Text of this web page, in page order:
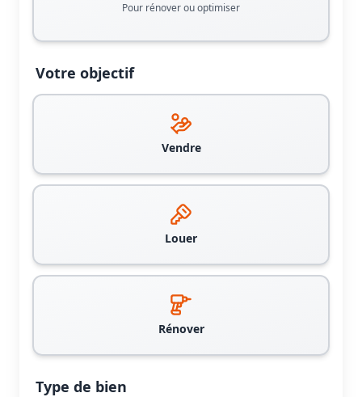
Pour rénover ou optimiser
Votre objectif
Vendre
Louer
Rénover
Type de bien